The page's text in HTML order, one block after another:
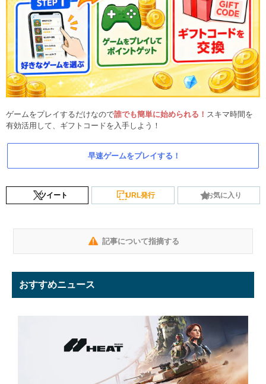
ゲームをプレイするだけなので誰でも簡単に始められる！ スキマ時間を
有効活用して、ギフトコードを入手しよう！
早速ゲームをプレイする！
ツイート URL発行 お気に入り
記事について指摘する
おすすめニュース